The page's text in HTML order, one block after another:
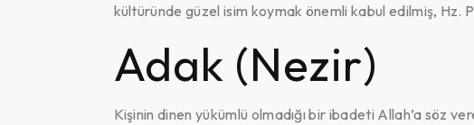
kültüründe güzel isim koymak önemli kabul edilmiş,
Adak (Nezir)
Kişinin dinen yükümlü olmadığı bir ibadeti Allah’a söz